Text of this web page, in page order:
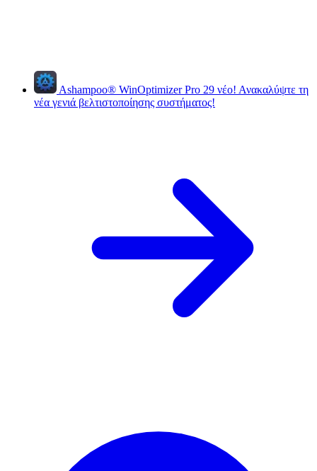
Ashampoo® WinOptimizer Pro 29 νέο! Ανακαλύψτε τη
νέα γενιά βελτιστοποίησης συστήματος!